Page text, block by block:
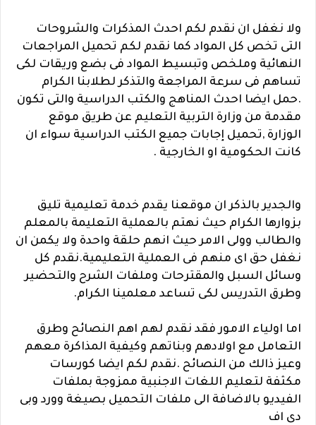
ولا نغفل ان نقدم لكم احدث المذكرات والشروحات
التى تخص كل المواد كما نقدم لكم تحميل المراجعات
النهائية وملخص وتبسيط المواد فى بضع وريقات لكى
تساهم فى سرعة المراجعة والتذكر لطلابنا الكرام
.حمل ايضا احدث المناهج والكتب الدراسية والتى تكون
مقدمة من وزارة التربية التعليم عن طريق موقع
الوزارة ,تحميل إجابات جميع الكتب الدراسية سواء ان
كانت الحكومية او الخارجية .
والجدير بالذكر ان موقعنا يقدم خدمة تعليمية تليق
بزوارها الكرام حيث نهتم بالعملية التعليمة بالمعلم
والطالب وولى الامر حيث انهم حلقة واحدة ولا يكمن ان
نغفل حق اى منهم فى العملية التعليمية.نقدم كل
وسائل السبل والمقترحات وملفات الشرح والتحضير
وطرق التدريس لكى تساعد معلمينا الكرام.
اما اولياء الامور فقد نقدم لهم اهم النصائح وطرق
التعامل مع اولادهم وبناتهم وكيفية المذاكرة معهم
وعيز ذالك من النصائح .نقدم لكم ايضا كورسات
مكثفة لتعليم اللغات الاجنبية ممزوجة بملفات
الفيديو بالاضافة الى ملفات التحميل بصيغة وورد وبى
دى اف